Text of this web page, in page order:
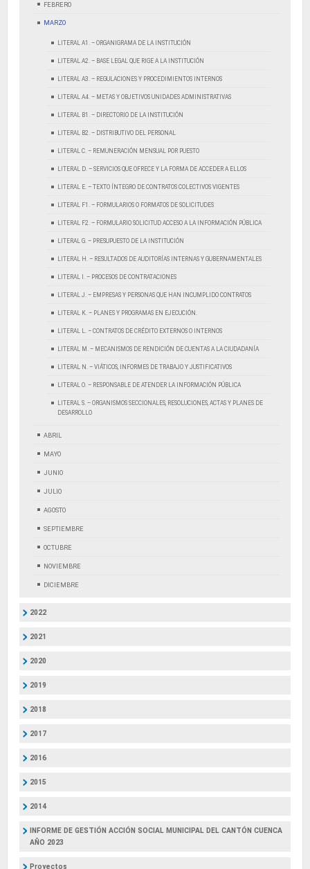
FEBRERO
MARZO
LITERAL A1. – ORGANIGRAMA DE LA INSTITUCIÓN
LITERAL A2. – BASE LEGAL QUE RIGE A LA INSTITUCIÓN
LITERAL A3. – REGULACIONES Y PROCEDIMIENTOS INTERNOS
LITERAL A4. – METAS Y OBJETIVOS UNIDADES ADMINISTRATIVAS
LITERAL B1. – DIRECTORIO DE LA INSTITUCIÓN
LITERAL B2. – DISTRIBUTIVO DEL PERSONAL
LITERAL C. – REMUNERACIÓN MENSUAL POR PUESTO
LITERAL D. – SERVICIOS QUE OFRECE Y LA FORMA DE ACCEDER A ELLOS
LITERAL E. – TEXTO ÍNTEGRO DE CONTRATOS COLECTIVOS VIGENTES
LITERAL F1. – FORMULARIOS O FORMATOS DE SOLICITUDES
LITERAL F2. – FORMULARIO SOLICITUD ACCESO A LA INFORMACIÓN PÚBLICA
LITERAL G. – PRESUPUESTO DE LA INSTITUCIÓN
LITERAL H. – RESULTADOS DE AUDITORÍAS INTERNAS Y GUBERNAMENTALES
LITERAL I. – PROCESOS DE CONTRATACIONES
LITERAL J. – EMPRESAS Y PERSONAS QUE HAN INCUMPLIDO CONTRATOS
LITERAL K. – PLANES Y PROGRAMAS EN EJECUCIÓN.
LITERAL L. – CONTRATOS DE CRÉDITO EXTERNOS O INTERNOS
LITERAL M. – MECANISMOS DE RENDICIÓN DE CUENTAS A LA CIUDADANÍA
LITERAL N. – VIÁTICOS, INFORMES DE TRABAJO Y JUSTIFICATIVOS
LITERAL O. – RESPONSABLE DE ATENDER LA INFORMACIÓN PÚBLICA
LITERAL S. – ORGANISMOS SECCIONALES, RESOLUCIONES, ACTAS Y PLANES DE
DESARROLLO
ABRIL
MAYO
JUNIO
JULIO
AGOSTO
SEPTIEMBRE
OCTUBRE
NOVIEMBRE
DICIEMBRE
2022
2021
2020
2019
2018
2017
2016
2015
2014
INFORME DE GESTIÓN ACCIÓN SOCIAL MUNICIPAL DEL CANTÓN CUENCA
AÑO 2023
Proyectos